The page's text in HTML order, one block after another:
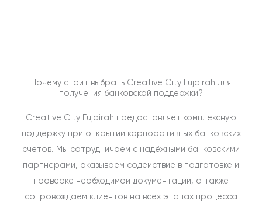
Почему стоит выбрать Creative City Fujairah для
получения банковской поддержки?
Creative City Fujairah предоставляет комплексную
поддержку при открытии корпоративных банковских
счетов. Мы сотрудничаем с надёжными банковскими
партнёрами, оказываем содействие в подготовке и
проверке необходимой документации, а также
сопровождаем клиентов на всех этапах процесса